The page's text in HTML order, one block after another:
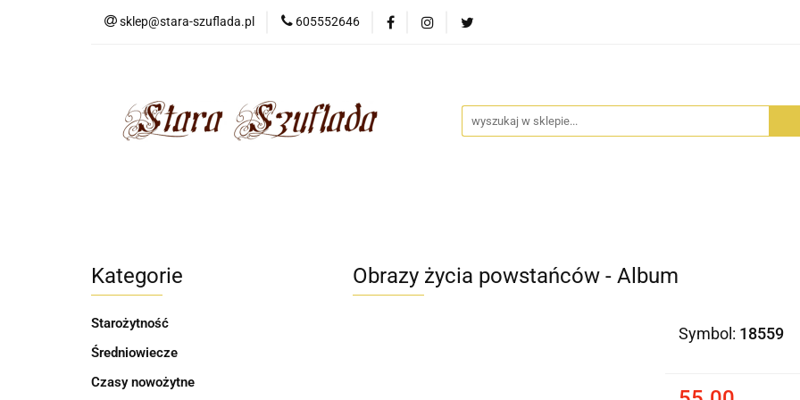
sklep@stara-szuflada.pl 605552646
NOWOŚCI STARA SZUFLADA
Kategorie
Starożytność
Średniowiecze
Czasy nowożytne
Obrazy życia powstańców - Album
Symbol: 18559